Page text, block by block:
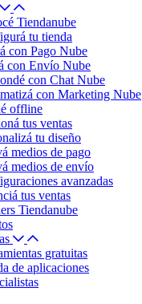
Tiendanube
tu tienda
con Pago Nube
con Envío Nube
con Chat Nube
con Marketing Nube
offline
tus ventas
tu diseño
medios de pago
medios de envío
avanzadas
tus ventas
Tiendanube
gratuitas
de aplicaciones